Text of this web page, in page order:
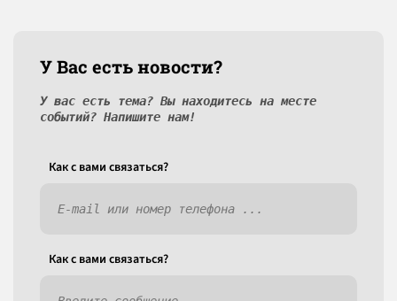
У Вас есть новости?
У вас есть тема? Вы находитесь на месте
событий? Напишите нам!
Как c вами связаться?
Как c вами связаться?